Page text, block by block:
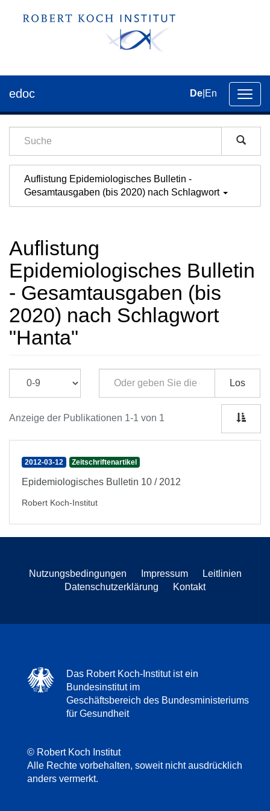
der
edoc De En
Auflistung Epidemiologisches Bulletin -
Gesamtausgaben (bis 2020) nach Schlagwort
Auflistung
Epidemiologisches Bulletin
- Gesamtausgaben (bis
2020) nach Schlagwort
"Hanta"
Los
Anzeige der Publikationen 1-1 von 1
2012-03-12 Zeitschriftenartikel
Epidemiologisches Bulletin 10 / 2012
Robert Koch-Institut
Nutzungsbedingungen Impressum
Leitlinien
Datenschutzerklärung
Kontakt
Das Robert Koch-Institut ist ein
Bundesinstitut im
Geschäftsbereich des Bundesministeriums
für Gesundheit
© Robert Koch Institut
Alle Rechte vorbehalten, soweit nicht ausdrücklich
anders vermerkt.